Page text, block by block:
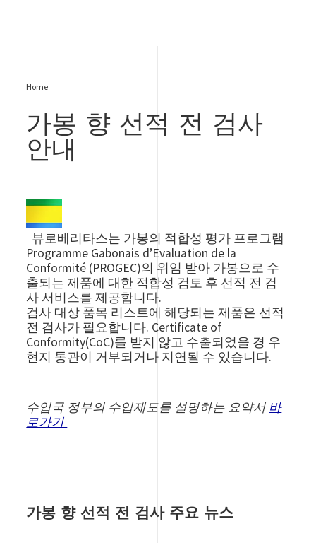
Home
가봉 향 선적 전 검사
안내
Image
뷰로베리타스는 가봉의 적합성 평가 프로그램
Programme Gabonais d’Evaluation de la
Conformité (PROGEC)의 위임 받아 가봉으로 수
출되는 제품에 대한 적합성 검토 후 선적 전 검
사 서비스를 제공합니다.
검사 대상 품목 리스트에 해당되는 제품은 선적
전 검사가 필요합니다. Certificate of
Conformity(CoC)를 받지 않고 수출되었을 경 우
현지 통관이 거부되거나 지연될 수 있습니다.
수입국 정부의 수입제도를 설명하는 요약서 바
로가기
가봉 향 선적 전 검사 주요 뉴스